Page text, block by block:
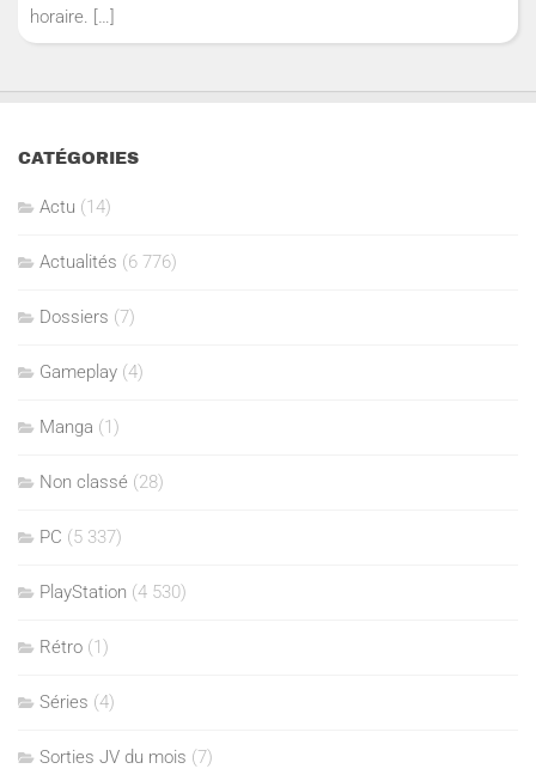
horaire. […]
CATÉGORIES
Actu (14)
Actualités (6 776)
Dossiers (7)
Gameplay (4)
Manga (1)
Non classé (28)
PC (5 337)
PlayStation (4 530)
Rétro (1)
Séries (4)
Sorties JV du mois (7)